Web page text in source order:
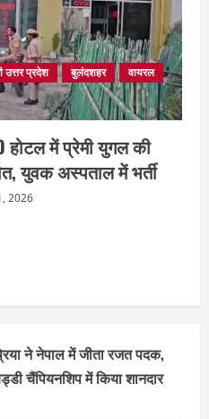
उत्तर प्रदेश बुलंदशहर
वायरल
होटल में प्रेमी युगल की
युवक अस्पताल में भर्ती
2026
ने नेपाल में जीता रजत पदक,
चैंपियनशिप में किया शानदार